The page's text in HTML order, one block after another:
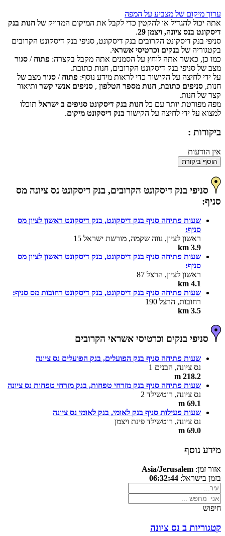
‏דף זה לא יכול לטעון את מפות Google כראוי.
האם האתר הזה בבעלותך? אישור
ערוך מיקום של מצביע על המפה
אתה יכול להגדיל או להקטין כדי לקבל את המיקום המדויק של חנות בנק
דיסקונט בנס ציונה, ויצמן 29
.
סניפי בנק דיסקונט הקרובים בנק דיסקונט, סניפי בנק דיסקונט הקרובים
בקטגוריה של בנקים וכרטיסי אשראי.
כמו כן, כאשר אתה לוחץ על הסמנים אתה מקבל בקצרה: פתוח / סגור
מצב של סניפי בנק דיסקונט הקרובים, חנות כתובת.
על ידי לחיצה על הקישור כדי לראות מידע נוסף: פתוח / סגור מצב של
חנות, סניפים כתובת, חנות מספר הטלפון , סניפים אנשי קשר ותיאור
קצר של חנות.
מפה מפורטת יותר עם כל חנות בנק דיסקונט סניפים ב ישראל תוכלו
למצוא על ידי לחיצה על הקישור בנק דיסקונט מיקום.
ביקורות :
אין הודעות
הוסף ביקורת
סניפי בנק דיסקונט הקרובים, בנק דיסקונט נס ציונה מס
סניף:
שעות פתיחה סניף בנק דיסקונט, בנק דיסקונט ראשון לציון מס
סניף:
ראשון לציון, נווה שקמה, מורשת ישראל 15
3.9 km
שעות פתיחה סניף בנק דיסקונט, בנק דיסקונט ראשון לציון מס
סניף:
ראשון לציון, הרצל 87
4.1 km
שעות פתיחה סניף בנק דיסקונט, בנק דיסקונט רחובות מס סניף:
רחובות, הרצל 190
3.5 km
סניפי בנקים וכרטיסי אשראי הקרובים
שעות פתיחה סניף בנק הפועלים, בנק הפועלים נס ציונה
נס ציונה, הבנים 1
218.2 m
שעות פתיחה סניף בנק מזרחי טפחות, בנק מזרחי טפחות נס ציונה
נס ציונה, רוטשילד 2
69.1 m
שעות פעילות סניף בנק לאומי, בנק לאומי נס ציונה
נס ציונה, רוטשילד פינת ויצמן
69.0 m
מידע נוסף
אזור זמן: Asia/Jerusalem
בזמן בישראל: 06:32:44
חיפוש
קטגוריות ב נס ציונה